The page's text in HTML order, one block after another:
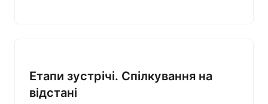
Етапи зустрічі. Спілкування на
відстані